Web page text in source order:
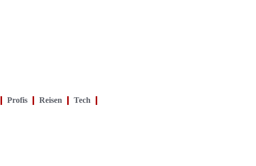
Profis Reisen Tech